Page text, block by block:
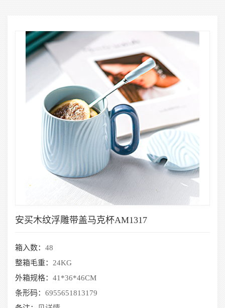
安买木纹浮雕带盖马克杯AM1317
箱入数： 48
整箱毛重： 24KG
外箱规格： 41*36*46CM
条形码： 6955651813179